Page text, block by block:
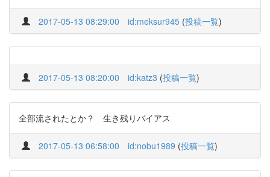
2017-05-13 08:29:00 id:meksur945 (投稿一覧)
2017-05-13 08:20:00 id:katz3 (投稿一覧)
全部流されたとか？ 生き残りバイアス
2017-05-13 06:58:00 id:nobu1989 (投稿一覧)